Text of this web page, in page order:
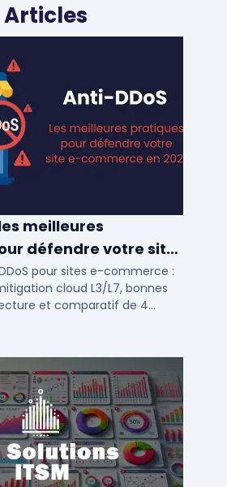
Articles
meilleures
défendre votre site
en 2025
pour sites e-commerce :
cloud L3/L7, bonnes
et comparatif de 4
des DSI en 2025.